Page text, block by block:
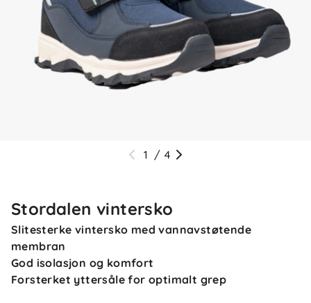
1 / 4
Stordalen vintersko
Slitesterke vintersko med vannavstøtende
membran
God isolasjon og komfort
Forsterket yttersåle for optimalt grep